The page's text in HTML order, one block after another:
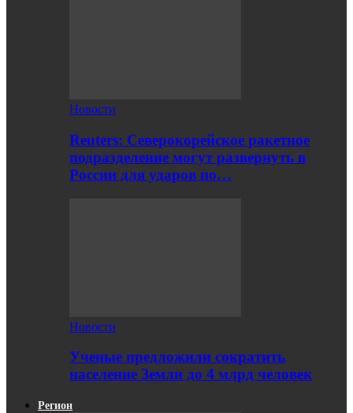
Новости
Reuters: Северокорейское ракетное
подразделение могут развернуть в
России для ударов по…
Новости
Ученые предложили сократить
население Земли до 4 млрд человек
Регион